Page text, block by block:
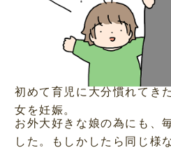
初めて育児に大分慣れてき
女を妊娠。
お外大好きな娘の為にも、
した。もしかしたら同じ様